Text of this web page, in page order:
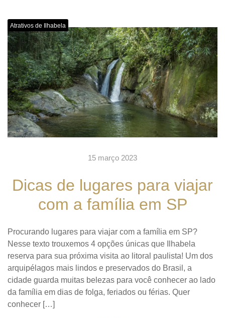
Atrativos de Ilhabela
15 março 2023
Dicas de lugares para viajar
com a família em SP
Procurando lugares para viajar com a família em SP?
Nesse texto trouxemos 4 opções únicas que Ilhabela
reserva para sua próxima visita ao litoral paulista! Um dos
arquipélagos mais lindos e preservados do Brasil, a
cidade guarda muitas belezas para você conhecer ao lado
da família em dias de folga, feriados ou férias. Quer
conhecer […]